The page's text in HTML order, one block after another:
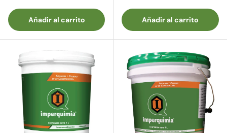
Añadir al carrito Añadir al carrito